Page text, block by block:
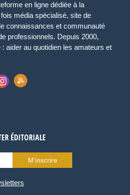
en ligne dédiée à la
média spécialisé, site de
connaissances et communauté
professionnels. Depuis 2000,
aider au quotidien les amateurs et
ÉDITORIALE
M’inscrire